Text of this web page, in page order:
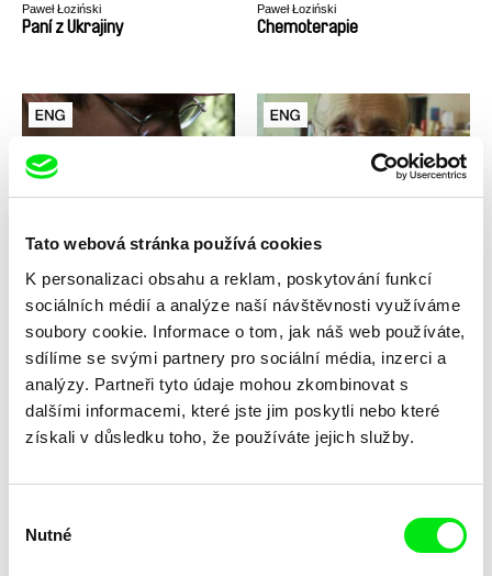
Tato webová stránka používá cookies
K personalizaci obsahu a reklam, poskytování funkcí
sociálních médií a analýze naší návštěvnosti využíváme
soubory cookie. Informace o tom, jak náš web používáte,
sdílíme se svými partnery pro sociální média, inzerci a
analýzy. Partneři tyto údaje mohou zkombinovat s
dalšími informacemi, které jste jim poskytli nebo které
získali v důsledku toho, že používáte jejich služby.
souhlasu
Nutné
Paweł Łoziński
Paní z Ukrajiny
Paweł Łoziński
Chemoterapie
Paweł Łoziński
Sestry
Paweł Łoziński
Kočky